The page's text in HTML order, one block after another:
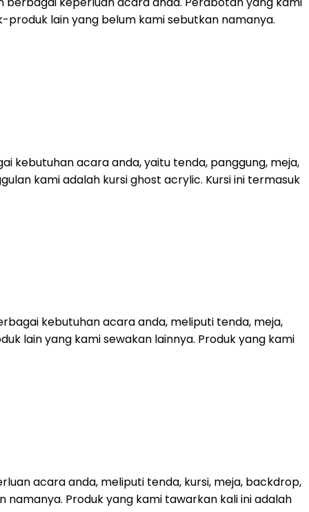
produk lain yang belum kami sebutkan namanya.
kebutuhan acara anda, yaitu tenda, panggung, meja,
kami adalah kursi ghost acrylic. Kursi ini termasuk
kebutuhan acara anda, meliputi tenda, meja,
lain yang kami sewakan lainnya. Produk yang kami
acara anda, meliputi tenda, kursi, meja, backdrop,
Produk yang kami tawarkan kali ini adalah